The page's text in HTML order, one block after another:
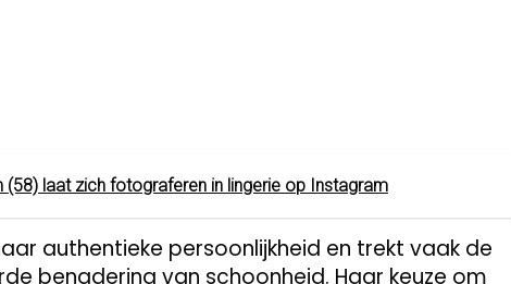
(58) laat zich fotograferen in lingerie op Instagram
authentieke persoonlijkheid en trekt vaak de
benadering van schoonheid. Haar keuze om